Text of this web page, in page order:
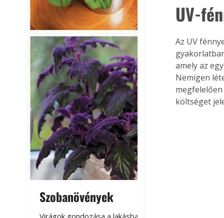
Szobanövények
UV-
Az UV
amely az
Nemigen
költséget